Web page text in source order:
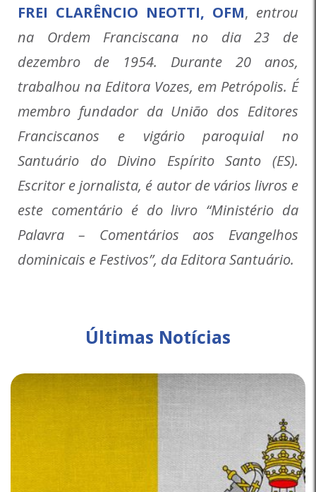
FREI CLARÊNCIO NEOTTI, OFM, entrou
na Ordem Franciscana no dia 23 de
dezembro de 1954. Durante 20 anos,
trabalhou na Editora Vozes, em Petrópolis. É
membro fundador da União dos Editores
Franciscanos e vigário paroquial no
Santuário do Divino Espírito Santo (ES).
Escritor e jornalista, é autor de vários livros e
este comentário é do livro “Ministério da
Palavra – Comentários aos Evangelhos
dominicais e Festivos”, da Editora Santuário.
Últimas Notícias